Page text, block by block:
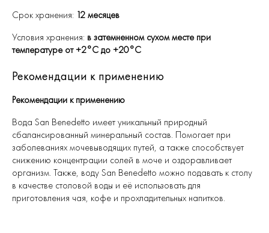
Срок хранения: 12 месяцев
Условия хранения: в затемненном сухом месте при
температуре от +2°C до +20°C
Рекомендации к применению
Рекомендации к применению
Вода San Benedetto имеет уникальный природный
сбалансированный минеральный состав. Помогает при
заболеваниях мочевыводящих путей, а также способствует
снижению концентрации солей в моче и оздоравливает
организм. Также, воду San Benedetto можно подавать к столу
в качестве столовой воды и её использовать для
приготовления чая, кофе и прохладительных напитков.